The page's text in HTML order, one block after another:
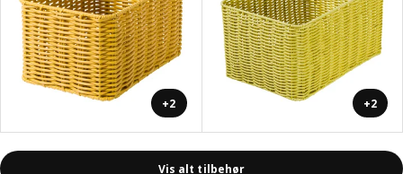
+2 +2
Vis alt tilbehør